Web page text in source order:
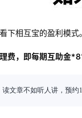
下相互宝的盈利模式。
费，即每期互助金
读文章不如听人讲，预约